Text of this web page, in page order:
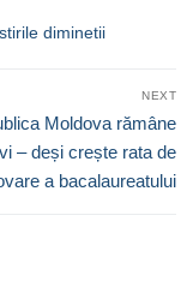
stirile diminetii
NEXT
Moldova rămâne
– deși crește rata de
a bacalaureatului